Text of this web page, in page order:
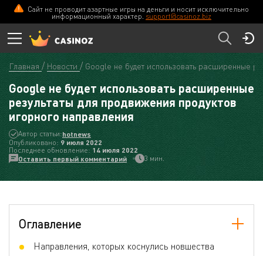
Сайт не проводит азартные игры на деньги и носит исключительно
информационный характер. support@casinoz.biz
Главная Новости Google не будет использовать расширенные
Google не будет использовать расширенные
результаты для продвижения продуктов
игорного направления
Автор статьи:hotnews
Опубликовано: 9 июля 2022
Последнее обновление: 14 июля 2022
Оставить первый комментарий
3 мин.
Оглавление
Направления, которых коснулись новшества